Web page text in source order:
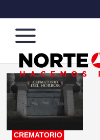
Norte
de
Ciudad
Más
que
noticias,
hacemos periodismo
CREMATORIO